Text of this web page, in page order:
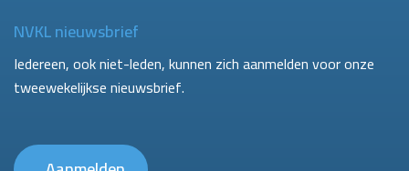
NVKL nieuwsbrief
Iedereen, ook niet-leden, kunnen zich aanmelden voor onze
tweewekelijkse nieuwsbrief.